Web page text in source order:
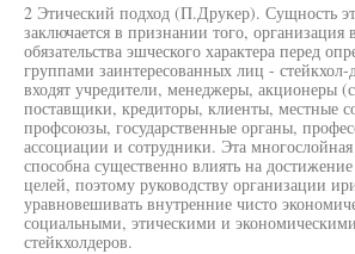
2 Этический подход (П.Друкер). Сущность
заключается в признании того, организация
обязательства эшческого характера перед
группами заинтересованных лиц -
входят учредители, менеджеры, акционеры
поставщики, кредиторы, клиенты, местные
профсоюзы, государственные органы,
ассоциации и сотрудники. Эта
способна существенно влиять на
целей, поэтому руководству организации
уравновешивать внутренние чисто
социальными, этическими и
стейкхолдеров.